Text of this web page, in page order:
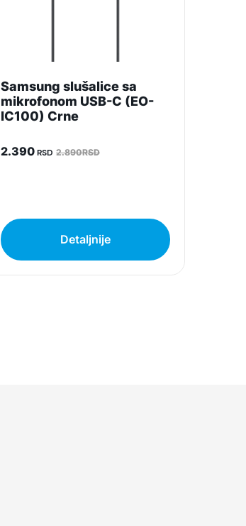
Samsung slušalice sa
mikrofonom USB-C (EO-
IC100) Crne
2.390RSD 2.890RSD
Detaljnije